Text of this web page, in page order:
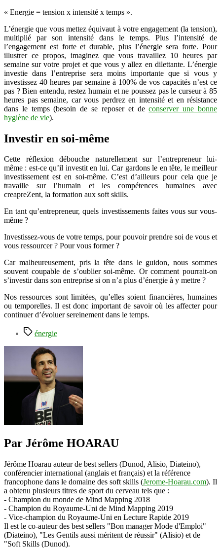
« Energie = tension x intensité x temps ».
L’énergie que vous mettez équivaut à votre engagement (la tension),
multiplié par son intensité dans le temps. Plus l’intensité de
l’engagement est forte et durable, plus l’énergie sera forte. Pour
illustrer ce propos, imaginez que vous travaillez 10 heures par
semaine sur votre projet et que vous y allez en dilettante. L’énergie
investie dans l’entreprise sera moins importante que si vous y
investissez 40 heures par semaine à 100% de vos capacités n’est ce
pas ? Bien entendu, restez humain et ne poussez pas le curseur à 85
heures pas semaine, car vous perdrez en intensité et en résistance
dans le temps (besoin de se reposer et deconserver une bonne
hygiène de vie).
Investir en soi-même
Cette réflexion débouche naturellement sur l’entrepreneur lui-
même : est-ce qu’il investit en lui. Car gardons le en tête, le meilleur
investissement est en soi-même. C’est d’ailleurs pour cela que je
travaille sur l’humain et les compétences humaines avec
creapreZent, la formation aux soft skills.
En tant qu’entrepreneur, quels investissements faites vous sur vous-
même ?
Investissez-vous de votre temps, pour pouvoir prendre soi de vous et
vous ressourcer ? Pour vous former ?
Car malheureusement, pris la tête dans le guidon, nous sommes
souvent coupable de s’oublier soi-même. Or comment pourrait-on
s’investir dans son entreprise si on n’a plus d’énergie à y mettre ?
Nos ressources sont limitées, qu’elles soient financières, humaines
ou temporelles. Il est donc important de savoir où les affecter pour
continuer d’évoluer sereinement dans le temps.
Étiquettes
énergie
Par Jérôme HOARAU
Jérôme Hoarau auteur de best sellers (Dunod, Alisio, Diateino),
conférencier international (anglais et français) et la référence
francophone dans le domaine des soft skills (Jerome-Hoarau.com). Il
a obtenu plusieurs titres de sport du cerveau tels que :
- Champion du monde de Mind Mapping 2018
- Champion du Royaume-Uni de Mind Mapping 2019
- Vice-champion du Royaume-Uni en Lecture Rapide 2019
Il est le co-auteur des best sellers "Bon manager Mode d'Emploi"
(Diateino), "Les Gentils aussi méritent de réussir" (Alisio) et de
"Soft Skills (Dunod).